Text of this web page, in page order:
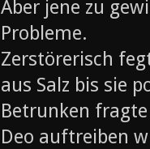
Aber jene zu
Probleme.
Zerstörerisch
aus Salz bis sie
Betrunken
Deo auftreiben